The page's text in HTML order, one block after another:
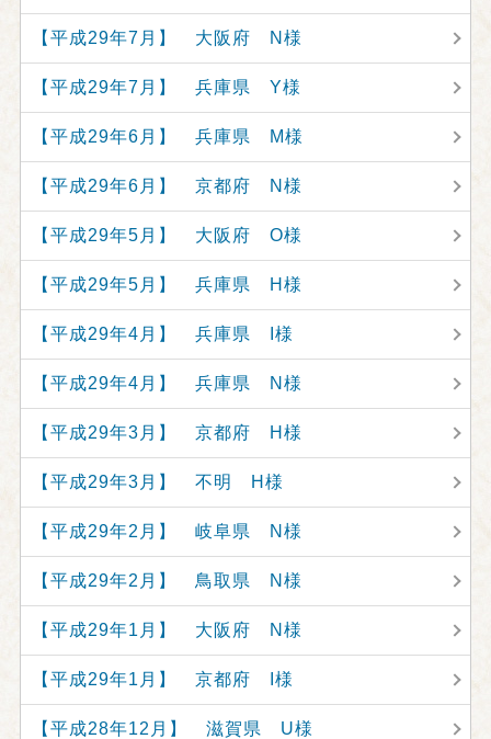
【平成29年7月】 大阪府 N様
【平成29年7月】 兵庫県 Y様
【平成29年6月】 兵庫県 M様
【平成29年6月】 京都府 N様
【平成29年5月】 大阪府 O様
【平成29年5月】 兵庫県 H様
【平成29年4月】 兵庫県 I様
【平成29年4月】 兵庫県 N様
【平成29年3月】 京都府 H様
【平成29年3月】 不明 H様
【平成29年2月】 岐阜県 N様
【平成29年2月】 鳥取県 N様
【平成29年1月】 大阪府 N様
【平成29年1月】 京都府 I様
【平成28年12月】 滋賀県 U様